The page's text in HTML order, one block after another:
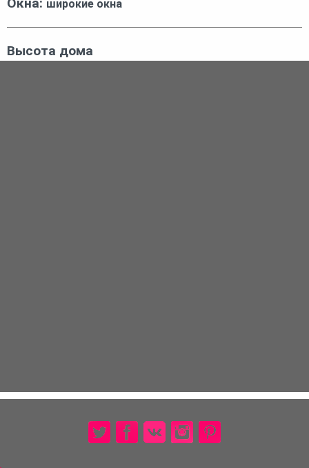
широкие окна
Высота дома